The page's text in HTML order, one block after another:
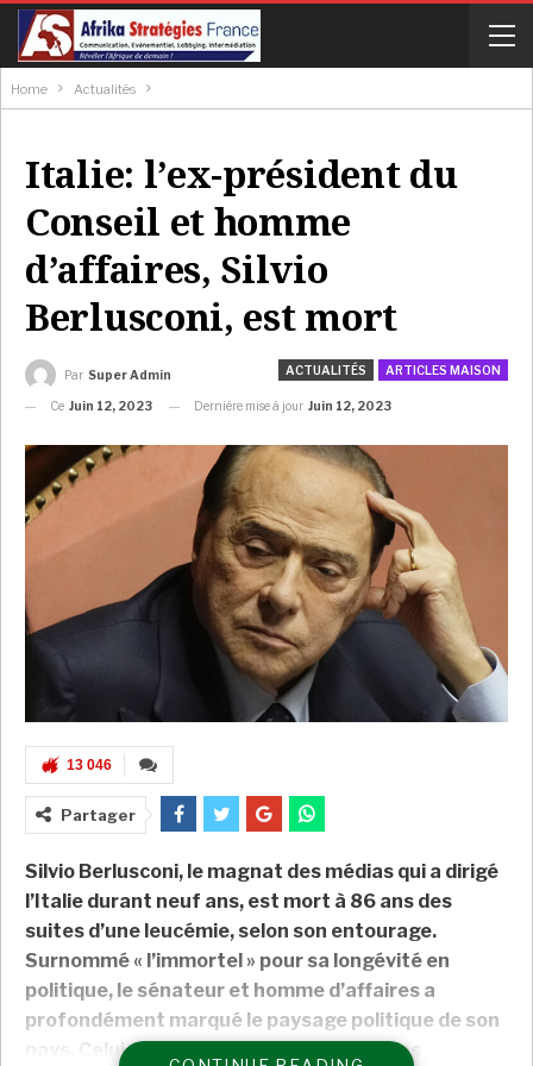
Home Actualités
Italie: l’ex-président du
Conseil et homme
d’affaires, Silvio
Berlusconi, est mort
ACTUALITÉS ARTICLES MAISON
Par Super Admin
Ce Juin 12, 2023 Dernière mise à jour Juin 12, 2023
13 046
Partager
Silvio Berlusconi, le magnat des médias qui a dirigé
l’Italie durant neuf ans, est mort à 86 ans des
suites d’une leucémie, selon son entourage.
Surnommé « l’immortel » pour sa longévité en
politique, le sénateur et homme d’affaires a
profondément marqué le paysage politique de son
pays. Celui qui avait été empêtré dans des